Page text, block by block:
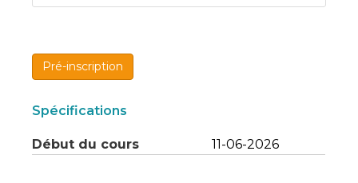
Pré-inscription
Spécifications
Début du cours 11-06-2026